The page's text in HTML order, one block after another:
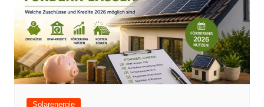
k
Solarenergie